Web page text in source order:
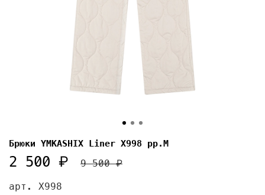
арт. X998
Брюки YMKASHIX Liner X998 pp.M
2 500 ₽ 9 500 ₽